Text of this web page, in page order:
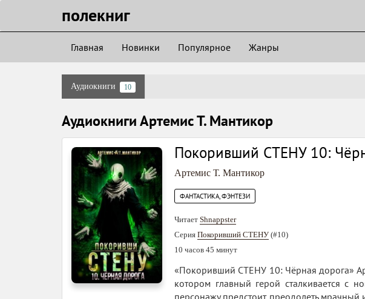
полекниг
Главная Новинки Популярное Жанры
Аудиокниги 10
Аудиокниги Артемис Т. Мантикор
Покоривший СТЕНУ 10:
Артемис Т. Мантикор
ФАНТАСТИКА, ФЭНТЕЗИ
Читает Shnappster
Серия Покоривший СТЕНУ (#10)
10 часов 45 минут
«Покоривший СТЕНУ 10: Чёрная дорога»
котором главный герой сталкивается с
персонажу предстоит преодолеть мрачный